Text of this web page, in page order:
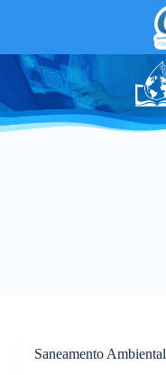
conteúdo
Saneamento Ambiental